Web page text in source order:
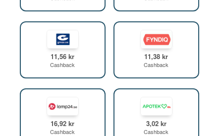
11,56 kr
Cashback
11,38 kr
Cashback
16,92 kr
Cashback
3,02 kr
Cashback